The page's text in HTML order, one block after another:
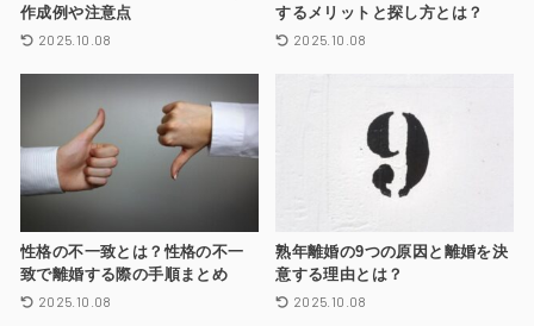
作成例や注意点
2025.10.08
するメリットと探し方とは？
2025.10.08
性格の不一致とは？性格の不一
致で離婚する際の手順まとめ
2025.10.08
熟年離婚の9つの原因と離婚を決
意する理由とは？
2025.10.08